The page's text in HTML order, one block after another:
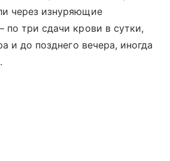
через изнуряющие
по три сдачи крови в сутки,
и до позднего вечера, иногда